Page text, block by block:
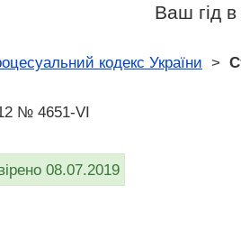
Ваш гід в
кодекс України >
№ 4651-VI
08.07.2019